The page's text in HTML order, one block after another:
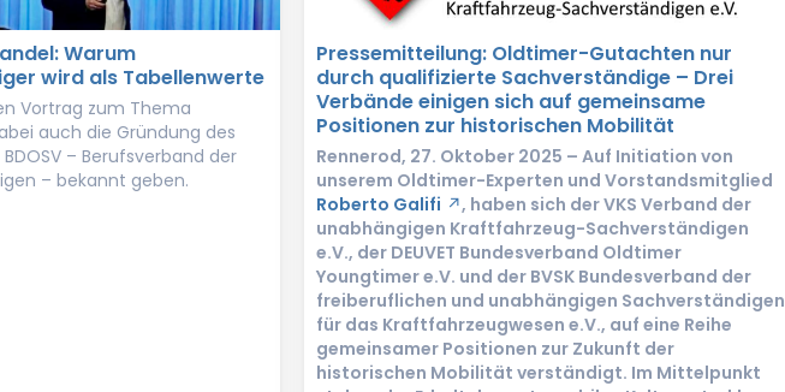
Warum
wird als Tabellenwerte
Vortrag zum Thema
auch die Gründung des
– Berufsverband der
– bekannt geben.
Pressemitteilung: Oldtimer-Gutachten nur
durch qualifizierte Sachverständige – Drei
Verbände einigen sich auf gemeinsame
Positionen zur historischen Mobilität
Rennerod, 27. Oktober 2025 – Auf Initiation von
unserem Oldtimer-Experten und Vorstandsmitglied
Roberto Galifi
, haben sich der VKS Verband der
unabhängigen Kraftfahrzeug-Sachverständigen
e.V., der DEUVET Bundesverband Oldtimer
Youngtimer e.V. und der BVSK Bundesverband der
freiberuflichen und unabhängigen Sachverständigen
für das Kraftfahrzeugwesen e.V., auf eine Reihe
gemeinsamer Positionen zur Zukunft der
historischen Mobilität verständigt. Im Mittelpunkt